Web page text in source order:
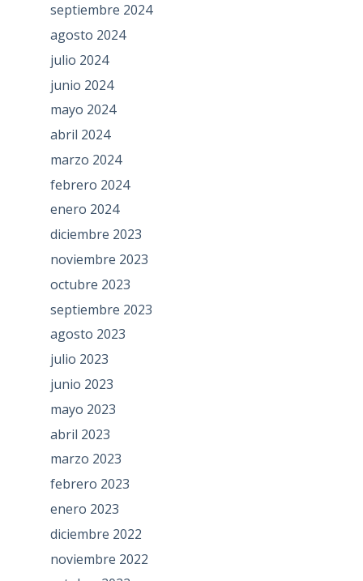
septiembre 2024
agosto 2024
julio 2024
junio 2024
mayo 2024
abril 2024
marzo 2024
febrero 2024
enero 2024
diciembre 2023
noviembre 2023
octubre 2023
septiembre 2023
agosto 2023
julio 2023
junio 2023
mayo 2023
abril 2023
marzo 2023
febrero 2023
enero 2023
diciembre 2022
noviembre 2022